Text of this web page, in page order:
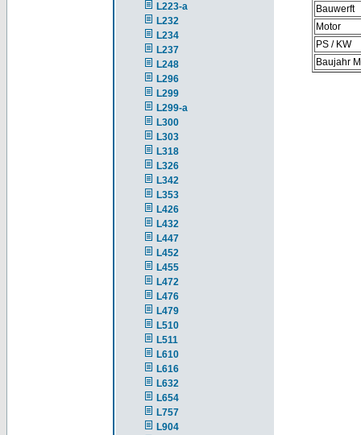
L223-a
L232
L234
L237
L248
L296
L299
L299-a
L300
L303
L318
L326
L342
L353
L426
L432
L447
L452
L455
L472
L476
L479
L510
L511
L610
L616
L632
L654
L757
L904
Bauwerft
Motor
PS / KW
Baujahr